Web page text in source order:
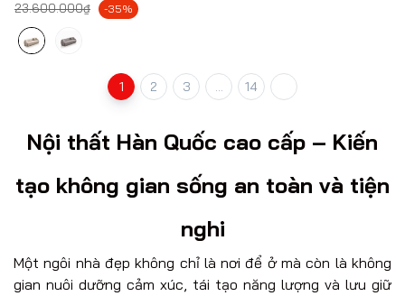
23.600.000₫ -35%
1 2 3 ... 14
Nội thất Hàn Quốc cao cấp – Kiến
tạo không gian sống an toàn và tiện
nghi
Một ngôi nhà đẹp không chỉ là nơi để ở mà còn là không
gian nuôi dưỡng cảm xúc, tái tạo năng lượng và lưu giữ